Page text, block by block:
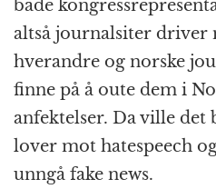
både
altså journalsiter driver
hverandre og norske
finne på å oute dem i
anfektelser. Da ville det
lover mot hatespeech
unngå fake news.